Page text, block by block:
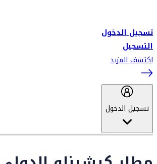
تسجيل الدخول
التسجيل
اكتشف المزيد
تسجيل الدخول